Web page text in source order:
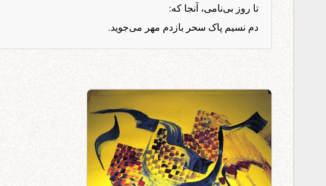
تا روز بی‌نامی، آنجا که:
دم نسیم پاک سحر بازدم مهر می‌جوید.